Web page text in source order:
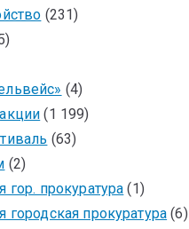
(231)
(4)
(1 199)
(63)
(2)
гор. прокуратура (1)
городская прокуратура (6)